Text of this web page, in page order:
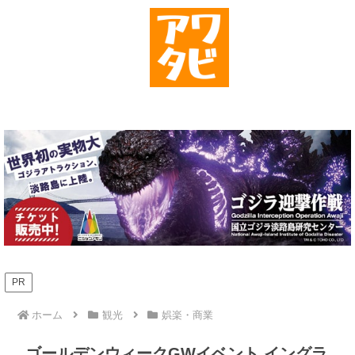
PR
ホーム 観光 娯楽・商業